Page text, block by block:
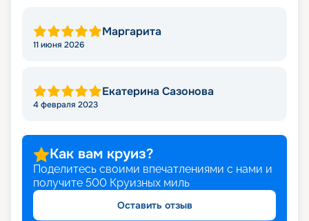
Маргарита
11 июня 2026
Екатерина Сазонова
4 февраля 2023
Как вам круиз?
Поделитесь своими впечатлениями с нами и
получите 500 Круизных миль
Оставить отзыв